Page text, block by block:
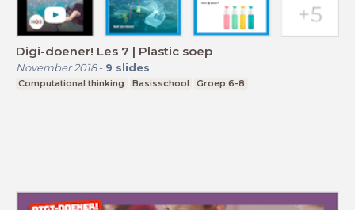
Digi-doener! Les 7 | Plastic soep
November 2018- 9 slides
Computational thinking Basisschool Groep 6-8